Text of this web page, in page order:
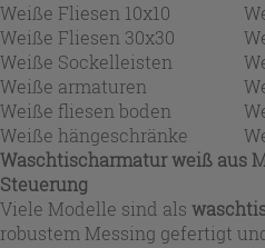
Weiße Fliesen 10x10
Weiße Fliesen 30x30
Weiße Sockelleisten
Weiße armaturen
Weiße fliesen boden
Weiße hängeschränke
Waschtischarmatur weiß aus
Steuerung
Viele Modelle sind als
robustem Messing gefertigt